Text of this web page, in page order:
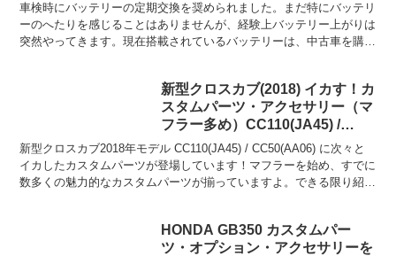
車検時にバッテリーの定期交換を奨められました。まだ特にバッテリ
ーのへたりを感じることはありませんが、経験上バッテリー上がりは
突然やってきます。現在搭載されているバッテリーは、中古車を購入
新型クロスカブ(2018) イカす！カ
スタムパーツ・アクセサリー（マ
フラー多め）CC110(JA45) /
CC50(AA06)
新型クロスカブ2018年モデル CC110(JA45) / CC50(AA06) に次々と
イカしたカスタムパーツが登場しています！マフラーを始め、すでに
数多くの魅力的なカスタムパーツが揃っていますよ。できる限り紹介
HONDA GB350 カスタムパー
ツ・オプション・アクセサリーを